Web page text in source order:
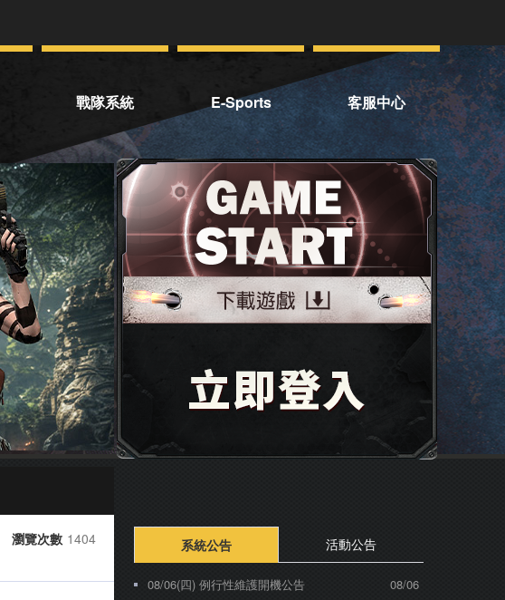
戰隊系統
戰隊首頁 E-Sports
賽事資訊 客服中心
聯絡客服
常見問題
服務條款
管理規章
停權名單
OTP二階段驗證
手機認證
瀏覽次數 1404 系統公告
08/06(四) 例行性維護開機公告
08/06
活動公告